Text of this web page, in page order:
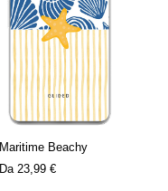
Maritime Beachy
Da 23,99 €